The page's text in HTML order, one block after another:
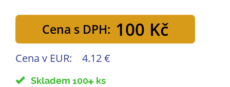
Cena s DPH: 100 Kč
Cena v EUR: 4.12 €
Skladem 100 ks